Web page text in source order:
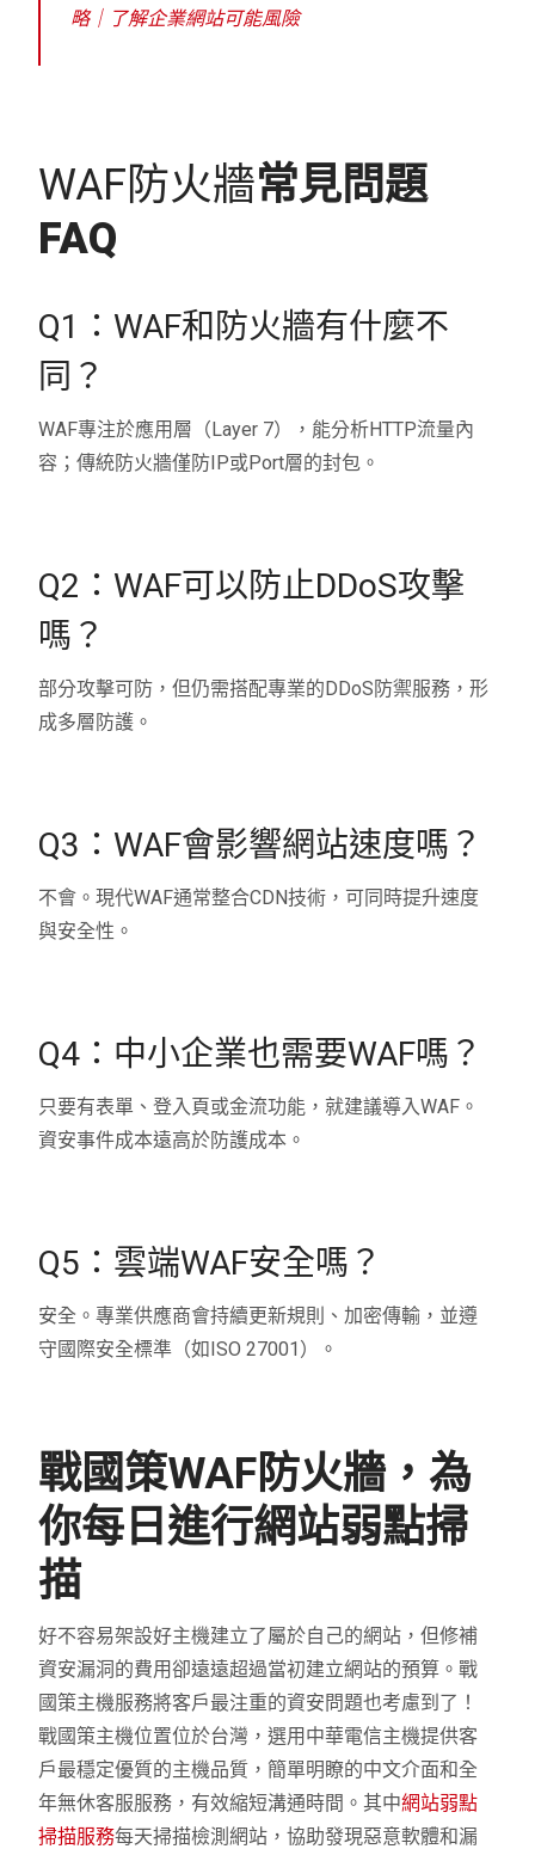
略｜了解企業網站可能風險
WAF防火牆常見問題
FAQ
Q1：WAF和防火牆有什麼不
同？
WAF專注於應用層（Layer 7），能分析HTTP流量內
容；傳統防火牆僅防IP或Port層的封包。
Q2：WAF可以防止DDoS攻擊
嗎？
部分攻擊可防，但仍需搭配專業的DDoS防禦服務，形
成多層防護。
Q3：WAF會影響網站速度嗎？
不會。現代WAF通常整合CDN技術，可同時提升速度
與安全性。
Q4：中小企業也需要WAF嗎？
只要有表單、登入頁或金流功能，就建議導入WAF。
資安事件成本遠高於防護成本。
Q5：雲端WAF安全嗎？
安全。專業供應商會持續更新規則、加密傳輸，並遵
守國際安全標準（如ISO 27001）。
戰國策WAF防火牆，為
你每日進行網站弱點掃
描
好不容易架設好主機建立了屬於自己的網站，但修補
資安漏洞的費用卻遠遠超過當初建立網站的預算。戰
國策主機服務將客戶最注重的資安問題也考慮到了！
戰國策主機位置位於台灣，選用中華電信主機提供客
戶最穩定優質的主機品質，簡單明瞭的中文介面和全
年無休客服服務，有效縮短溝通時間。其中網站弱點
掃描服務每天掃描檢測網站，協助發現惡意軟體和漏